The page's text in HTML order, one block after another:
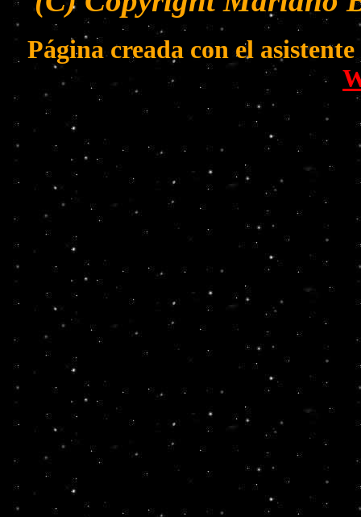
Página creada con el